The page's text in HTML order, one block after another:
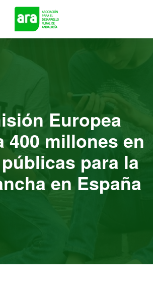
Europea
400 millones en
para la
en España